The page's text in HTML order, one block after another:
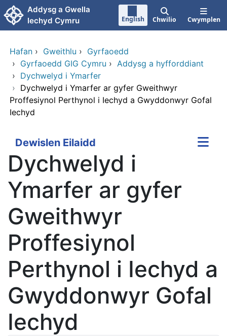
Neidio i'r prif gynnwy
Addysg a Gwella
Iechyd Cymru
English Chwilio Cwymplen
Hafan › Gweithlu › Gyrfaoedd
› Gyrfaoedd GIG Cymru › Addysg a hyfforddiant
› Dychwelyd i Ymarfer
› Dychwelyd i Ymarfer ar gyfer Gweithwyr
Proffesiynol Perthynol i Iechyd a Gwyddonwyr Gofal
Iechyd
Dewislen Eilaidd
Dychwelyd i
Ymarfer ar gyfer
Gweithwyr
Proffesiynol
Perthynol i Iechyd a
Gwyddonwyr Gofal
Iechyd